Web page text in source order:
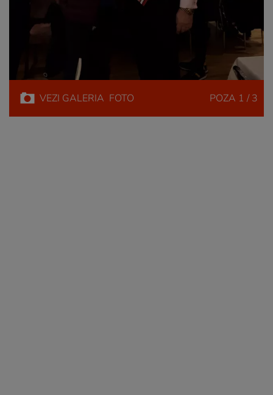
VEZI GALERIA FOTO POZA 1 / 3